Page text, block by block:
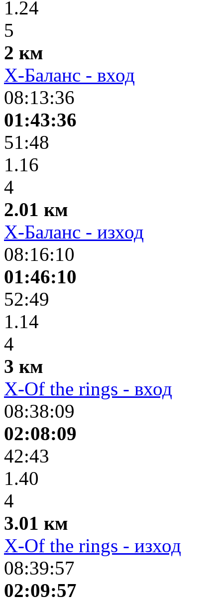
1.24
5
2 км
Х-Баланс - вход
08:13:36
01:43:36
51:48
1.16
4
2.01 км
Х-Баланс - изход
08:16:10
01:46:10
52:49
1.14
4
3 км
X-Of the rings - вход
08:38:09
02:08:09
42:43
1.40
4
3.01 км
X-Of the rings - изход
08:39:57
02:09:57